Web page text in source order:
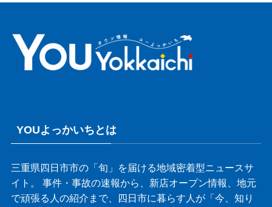
YOUよっかいちとは
三重県四日市市の「旬」を届ける地域密着型ニュースサ
イト。 事件・事故の速報から、新店オープン情報、地元
で頑張る人の紹介まで、四日市に暮らす人が「今、知り